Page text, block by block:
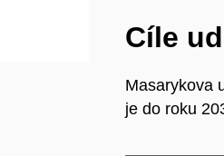
Cíle
Masarykova
je do roku